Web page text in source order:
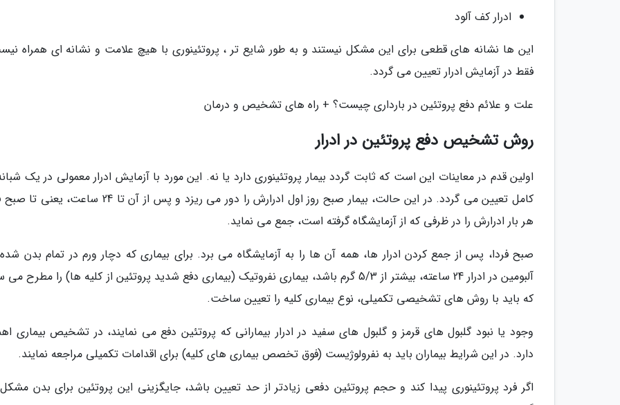
ادرار کف آلود
این ها نشانه های قطعی برای این مشکل نیستند و به طور شایع تر ، پروتئینوری با هیچ علامت و نشانه ای همراه
فقط در آزمایش ادرار تعیین می گردد.
علت و علائم دفع پروتئین در بارداری چیست؟ + راه های تشخیص و درمان
روش تشخیص دفع پروتئین در ادرار
اولین قدم در معاینات این است که ثابت گردد بیمار پروتئینوری دارد یا نه. این مورد با آزمایش ادرار معمولی در یک
کامل تعیین می گردد. در این حالت، بیمار صبح روز اول ادرارش را دور می ریزد و پس از آن تا 24
هر بار ادرارش را در ظرفی که از آزمایشگاه گرفته است، جمع می نماید.
صبح فردا، پس از جمع کردن ادرار ها، همه آن ها را به آزمایشگاه می برد. برای بیماری که دچار ورم در تمام بدن
آلبومین در ادرار 24 ساعته، بیشتر از 5/3 گرم باشد، بیماری نفروتیک (بیماری دفع شدید پروتئین از کلیه ها) را مطرح
که باید با روش های تشخیصی تکمیلی، نوع بیماری کلیه را تعیین ساخت.
وجود یا نبود گلبول های قرمز و گلبول های سفید در ادرار بیمارانی که پروتئین دفع می نمایند، در تشخیص بیماری
دارد. در این شرایط بیماران باید به نفرولوژیست (فوق تخصص بیماری های کلیه) برای اقدامات تکمیلی مراجعه نمایند.
اگر فرد پروتئینوری پیدا کند و حجم پروتئین دفعی زیادتر از حد تعیین باشد، جایگزینی این پروتئین برای بدن